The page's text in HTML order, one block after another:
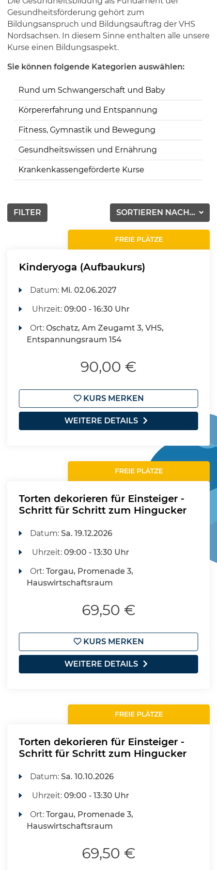
Gesundheitsförderung gehört zum
Bildungsanspruch und Bildungsauftrag der VHS
Nordsachsen. In diesem Sinne enthalten alle unsere
Kurse einen Bildungsaspekt.
Sie können folgende Kategorien auswählen:
Rund um Schwangerschaft und Baby
Körpererfahrung und Entspannung
Fitness, Gymnastik und Bewegung
Gesundheitswissen und Ernährung
Krankenkassengeförderte Kurse
SORTIEREN NACH...
FILTER
FREIE PLÄTZE
Kinderyoga (Aufbaukurs)
Datum: Mi. 02.06.2027
Uhrzeit:09:00 - 16:30 Uhr
Ort:Oschatz, Am Zeugamt 3, VHS,
Entspannungsraum 154
90,00 €
KURS MERKEN
WEITERE DETAILS
FREIE PLÄTZE
Torten dekorieren für Einsteiger -
Schritt für Schritt zum Hingucker
Datum:Sa. 19.12.2026
Uhrzeit:09:00 - 13:30 Uhr
Ort:Torgau, Promenade 3,
Hauswirtschaftsraum
69,50 €
KURS MERKEN
WEITERE DETAILS
FREIE PLÄTZE
Torten dekorieren für Einsteiger -
Schritt für Schritt zum Hingucker
Datum:Sa. 10.10.2026
Uhrzeit:09:00 - 13:30 Uhr
Ort:Torgau, Promenade 3,
Hauswirtschaftsraum
69,50 €